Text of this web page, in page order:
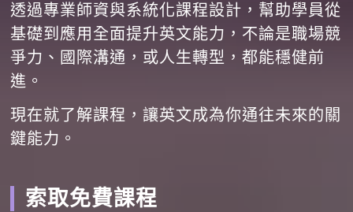
透過專業師資與系統化課程設計，幫助學員從
基礎到應用全面提升英文能力，不論是職場競
爭力、國際溝通，或人生轉型，都能穩健前
進。
現在就了解課程，讓英文成為你通往未來的關
鍵能力。
索取免費課程